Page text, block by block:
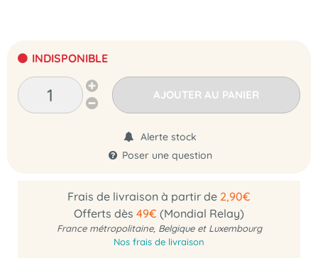
INDISPONIBLE
AJOUTER AU PANIER
Alerte stock
Poser une question
Frais de livraison à partir de 2,90€
Offerts dès 49€ (Mondial Relay)
France métropolitaine, Belgique et Luxembourg
Nos frais de livraison